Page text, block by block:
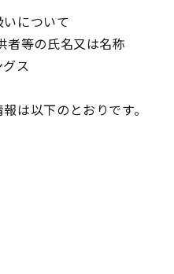
について
者等の氏名又は名称
ス
は以下のとおりです。